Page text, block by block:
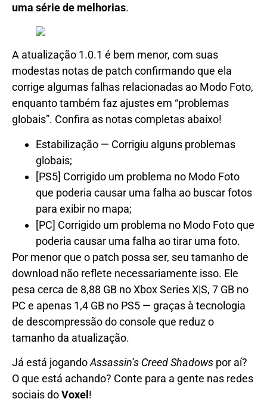
uma série de melhorias.
A atualização 1.0.1 é bem menor, com suas
modestas notas de patch confirmando que ela
corrige algumas falhas relacionadas ao Modo Foto,
enquanto também faz ajustes em “problemas
globais”. Confira as notas completas abaixo!
Estabilização — Corrigiu alguns problemas
globais;
[PS5] Corrigido um problema no Modo Foto
que poderia causar uma falha ao buscar fotos
para exibir no mapa;
[PC] Corrigido um problema no Modo Foto que
poderia causar uma falha ao tirar uma foto.
Por menor que o patch possa ser, seu tamanho de
download não reflete necessariamente isso. Ele
pesa cerca de 8,88 GB no Xbox Series X|S, 7 GB no
PC e apenas 1,4 GB no PS5 — graças à tecnologia
de descompressão do console que reduz o
tamanho da atualização.
Já está jogandoAssassin’s Creed Shadows por aí?
O que está achando? Conte para a gente nas redes
sociais doVoxel !